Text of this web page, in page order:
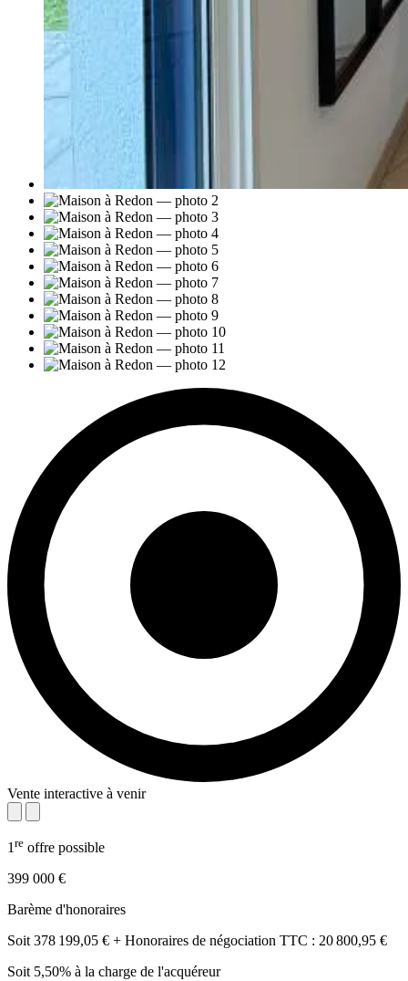
Vente interactive à venir
1re offre possible
399 000 €
Barème d'honoraires
Soit 378 199,05 € + Honoraires de négociation TTC : 20 800,95 €
Soit 5,50% à la charge de l'acquéreur